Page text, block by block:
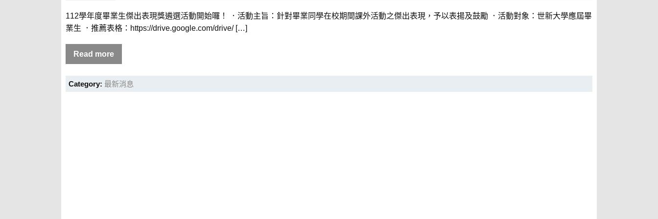
112學年度畢業生傑出表現獎遴選活動開始囉！ ．活動主旨：針對畢業同學在校期間課外活動之傑出表現，予以表揚及鼓勵 ．活動對象：世新大學應屆畢
業生 ．推薦表格：https://drive.google.com/drive/ […]
Read more
Category: 最新消息